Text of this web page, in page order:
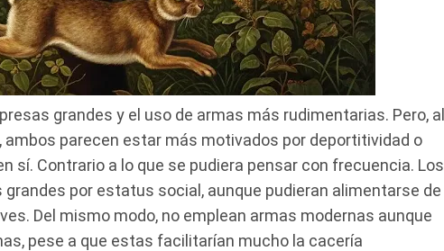
grandes y el uso de armas más rudimentarias. Pero, al
ambos parecen estar más motivados por deportitividad o
sí. Contrario a lo que se pudiera pensar con frecuencia. Los
por estatus social, aunque pudieran alimentarse de
Del mismo modo, no emplean armas modernas aunque
pese a que estas facilitarían mucho la cacería